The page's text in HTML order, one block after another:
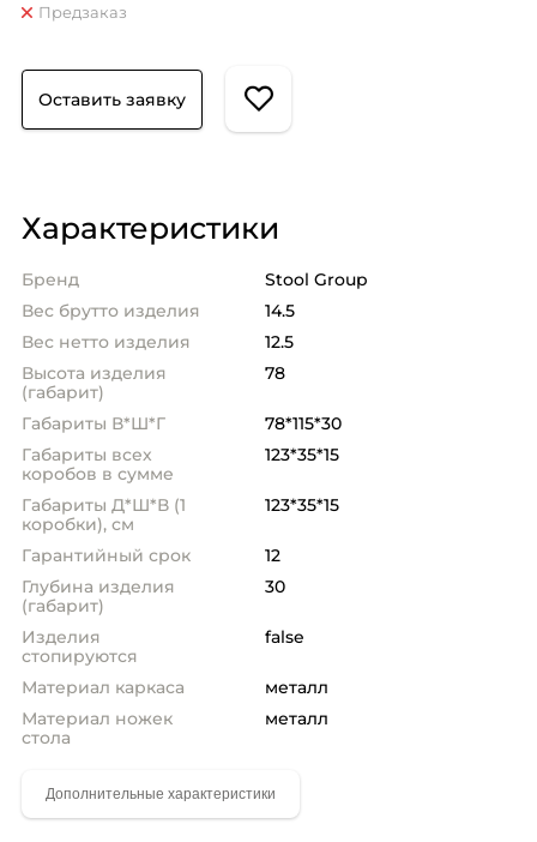
Предзаказ
Оставить заявку
Характеристики
Бренд
Stool Group
Вес брутто изделия
14.5
Вес нетто изделия
12.5
Высота изделия
(габарит)
78
Габариты В*Ш*Г
78*115*30
Габариты всех
коробов в сумме
123*35*15
Габариты Д*Ш*В (1
коробки), см
123*35*15
Гарантийный срок
12
Глубина изделия
(габарит)
30
Изделия
стопируются
false
Материал каркаса
металл
Материал ножек
стола
металл